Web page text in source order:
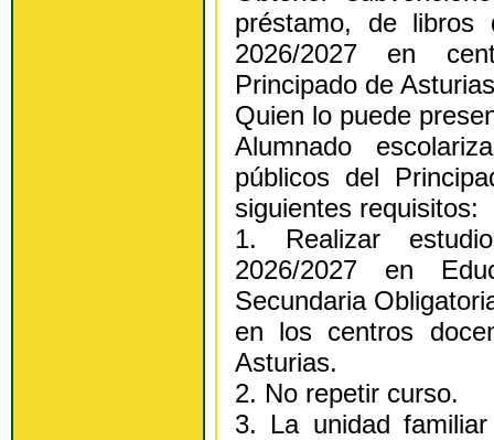
préstamo, de
2026/2027 en
Principado de Asturias
Quien lo puede
Alumnado
públicos del
siguientes requisitos:
1. Realizar
2026/2027 en
Secundaria
en los centros
Asturias.
2. No repetir curso.
3. La unidad